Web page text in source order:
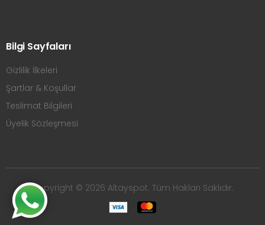
Bilgi Sayfaları
Gizlilik İlkeleri
Şartlar & Koşullar
Teslimat Bilgileri
Üyelik Sözleşmesi
Copyright © 2026 Altayspot. Tüm Hakları Saklıdır.